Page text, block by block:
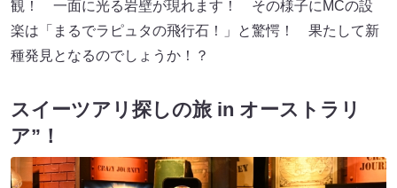
観！ 一面に光る岩壁が現れます！ その様子にMCの設
楽は「まるでラピュタの飛行石！」と驚愕！ 果たして新
種発見となるのでしょうか！？
スイーツアリ探しの旅 in オーストラリ
ア”！